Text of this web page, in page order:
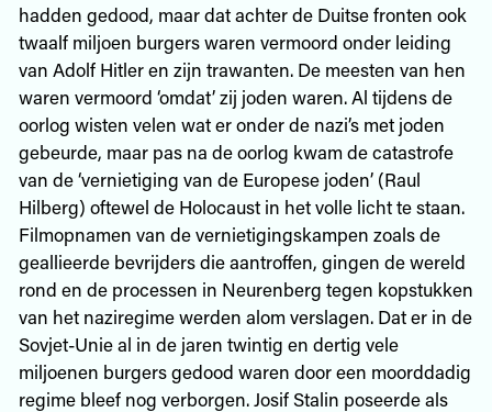
hadden gedood, maar dat achter de Duitse fronten ook
twaalf miljoen burgers waren vermoord onder leiding
van Adolf Hitler en zijn trawanten. De meesten van hen
waren vermoord ‘omdat’ zij joden waren. Al tijdens de
oorlog wisten velen wat er onder de nazi’s met joden
gebeurde, maar pas na de oorlog kwam de catastrofe
van de ‘vernietiging van de Europese joden’ (Raul
Hilberg) oftewel de Holocaust in het volle licht te staan.
Filmopnamen van de vernietigingskampen zoals de
geallieerde bevrijders die aantroffen, gingen de wereld
rond en de processen in Neurenberg tegen kopstukken
van het naziregime werden alom verslagen. Dat er in de
Sovjet-Unie al in de jaren twintig en dertig vele
miljoenen burgers gedood waren door een moorddadig
regime bleef nog verborgen. Josif Stalin poseerde als